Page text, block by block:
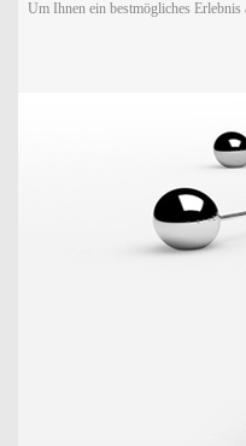
Um Ihnen ein bestmögliches